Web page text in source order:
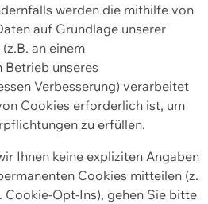
werden die mithilfe von
auf Grundlage unserer
an einem
unseres
Verbesserung) verarbeitet
Cookies erforderlich ist, um
zu erfüllen.
Ihnen keine expliziten Angaben
Cookies mitteilen (z.
Cookie-Opt-Ins), gehen Sie bitte